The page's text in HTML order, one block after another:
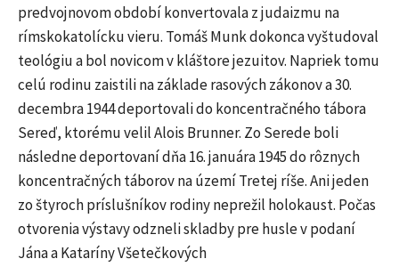
predvojnovom období konvertovala z judaizmu na
rímskokatolícku vieru. Tomáš Munk dokonca vyštudoval
teológiu a bol novicom v kláštore jezuitov. Napriek tomu
celú rodinu zaistili na základe rasových zákonov a 30.
decembra 1944 deportovali do koncentračného tábora
Sereď, ktorému velil Alois Brunner. Zo Serede boli
následne deportovaní dňa 16. januára 1945 do rôznych
koncentračných táborov na území Tretej ríše. Ani jeden
zo štyroch príslušníkov rodiny neprežil holokaust. Počas
otvorenia výstavy odzneli skladby pre husle v podaní
Jána a Kataríny Všetečkových